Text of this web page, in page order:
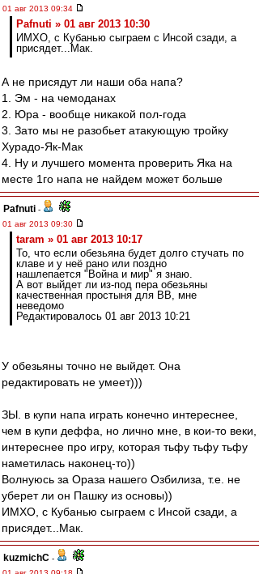
01 авг 2013 09:34
Pafnuti » 01 авг 2013 10:30
ИМХО, с Кубанью сыграем с Инсой сзади, а
присядет...Мак.
А не присядут ли наши оба напа?
1. Эм - на чемоданах
2. Юра - вообще никакой пол-года
3. Зато мы не разобьет атакующую тройку
Хурадо-Як-Мак
4. Ну и лучшего момента проверить Яка на
месте 1го напа не найдем может больше
Pafnuti -
01 авг 2013 09:30
taram » 01 авг 2013 10:17
То, что если обезьяна будет долго стучать по
клаве и у неё рано или поздно
нашлепается "Война и мир" я знаю.
А вот выйдет ли из-под пера обезьяны
качественная простыня для ВВ, мне
неведомо
Редактировалось 01 авг 2013 10:21
У обезьяны точно не выйдет. Она
редактировать не умеет)))
ЗЫ. в купи напа играть конечно интереснее,
чем в купи деффа, но лично мне, в кои-то веки,
интереснее про игру, которая тьфу тьфу тьфу
наметилась наконец-то))
Волнуюсь за Ораза нашего Озбилиза, т.е. не
уберет ли он Пашку из основы))
ИМХО, с Кубанью сыграем с Инсой сзади, а
присядет...Мак.
kuzmichC -